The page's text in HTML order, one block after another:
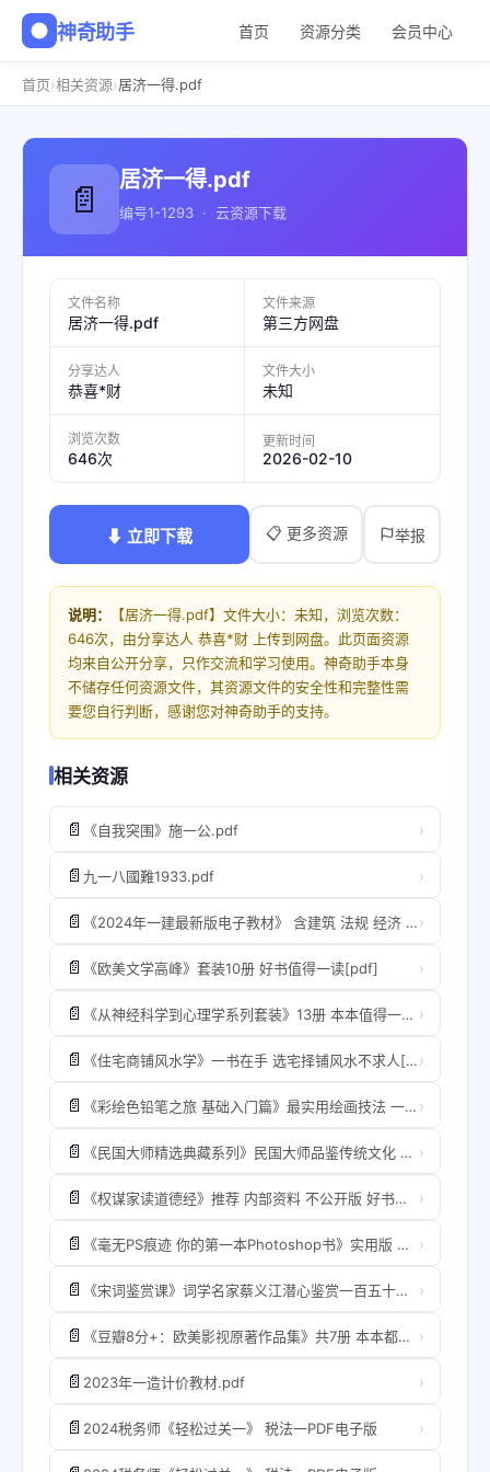
神奇助手 首页 资源分类 会员中心
首页›相关资源›居济一得.pdf
📄 居济一得.pdf
编号1-1293 · 云资源下载
文件名称
居济一得.pdf
文件来源
第三方网盘
分享达人
恭喜*财
文件大小
未知
浏览次数
646次
更新时间
2026-02-10
⬇ 立即下载 📋 更多资源 举报
说明：
【居济一得.pdf】文件大小：未知，浏览次数：
646次，由分享达人 恭喜*财 上传到网盘。此页面资源
均来自公开分享，只作交流和学习使用。神奇助手本身
不储存任何资源文件，其资源文件的安全性和完整性需
要您自行判断，感谢您对神奇助手的支持。
相关资源
📄 《自我突围》施一公.pdf ›
📄 九一八國難1933.pdf ›
📄 《2024年一建最新版电子教材》 含建筑 法规 经济 机电 管理等[pdf] ​​​›
📄 《欧美文学高峰》套装10册 好书值得一读[pdf] ›
📄 《从神经科学到心理学系列套装》13册 本本值得一读[pdf] ›
📄 《住宅商铺风水学》一书在手 选宅择铺风水不求人[pdf]›
📄 《彩绘色铅笔之旅 基础入门篇》最实用绘画技法 一学就会[pdf] ›
📄 《民国大师精选典藏系列》民国大师品鉴传统文化 一人一套成名作 [pdf] ›
📄 《权谋家读道德经》推荐 内部资料 不公开版 好书值得一读[pdf] ›
📄 《毫无PS痕迹 你的第一本Photoshop书》实用版 一学就会PS神技[pdf] ›
📄 《宋词鉴赏课》词学名家蔡义江潜心鉴赏一百五十七首名作的鉴赏课[pdf] ›
📄 《豆瓣8分+：欧美影视原著作品集》共7册 本本都是经典 豆瓣高分 值得一读[pdf] ›
📄 2023年一造计价教材.pdf ›
📄 2024税务师《轻松过关一》 税法一PDF电子版 ›